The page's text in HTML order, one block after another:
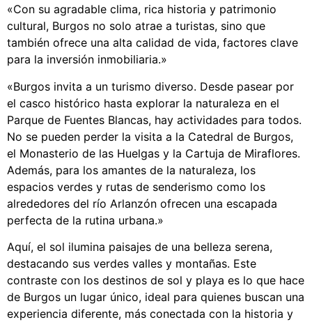
«Con su agradable clima, rica historia y patrimonio
cultural, Burgos no solo atrae a turistas, sino que
también ofrece una alta calidad de vida, factores clave
para la inversión inmobiliaria.»
«Burgos invita a un turismo diverso. Desde pasear por
el casco histórico hasta explorar la naturaleza en el
Parque de Fuentes Blancas, hay actividades para todos.
No se pueden perder la visita a la Catedral de Burgos,
el Monasterio de las Huelgas y la Cartuja de Miraflores.
Además, para los amantes de la naturaleza, los
espacios verdes y rutas de senderismo como los
alrededores del río Arlanzón ofrecen una escapada
perfecta de la rutina urbana.»
Aquí, el sol ilumina paisajes de una belleza serena,
destacando sus verdes valles y montañas. Este
contraste con los destinos de sol y playa es lo que hace
de Burgos un lugar único, ideal para quienes buscan una
experiencia diferente, más conectada con la historia y